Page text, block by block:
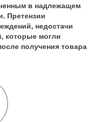
в надлежащем
Претензии
недостачи
которые могли
получения товара